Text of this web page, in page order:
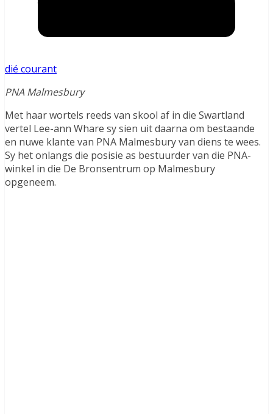
dié courant
PNA Malmesbury
Met haar wortels reeds van skool af in die Swartland
vertel Lee-ann Whare sy sien uit daarna om bestaande
en nuwe klante van PNA Malmesbury van diens te wees.
Sy het onlangs die posisie as bestuurder van die PNA-
winkel in die De Bronsentrum op Malmesbury
opgeneem.